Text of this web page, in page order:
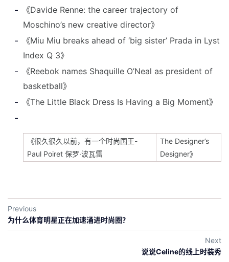
《Davide Renne: the career trajectory of
Moschino’s new creative director》
《Miu Miu breaks ahead of ‘big sister’ Prada in Lyst
Index Q 3》
《Reebok names Shaquille O’Neal as president of
basketball》
《The Little Black Dress Is Having a Big Moment》
《很久很久以前，有一个时尚国王-
Paul Poiret 保罗·波瓦雷
The Designer’s
Designer》
Previous
为什么体育明星正在加速涌进时尚圈？
Next
说说Celine的线上时装秀